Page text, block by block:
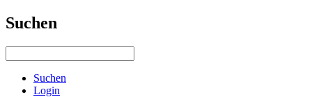
Suchen
Suchen
Login